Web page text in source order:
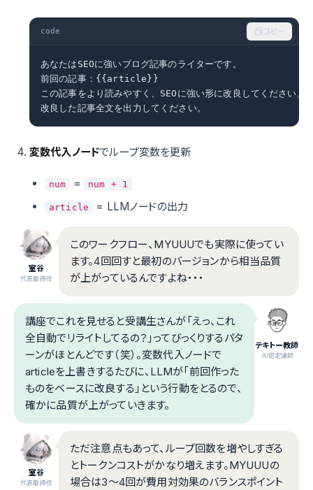
code コピー
あなたはSEOに強いブログ記事のライターです。
前回の記事：{{article}}
この記事をより読みやすく、SEOに強い形に改良してください。
改良した記事全文を出力してください。
変数代入ノードでループ変数を更新
num = num + 1
article = LLMノードの出力
室谷
代表取締役
このワークフロー、MYUUUでも実際に使ってい
ます。4回回すと最初のバージョンから相当品質
が上がっているんですよね・・・
テキトー教師
.AI認定講師
講座でこれを見せると受講生さんが「えっ、これ
全自動でリライトしてるの？」ってびっくりするパタ
ーンがほとんどです（笑）。変数代入ノードで
articleを上書きするたびに、LLMが「前回作った
ものをベースに改良する」という行動をとるので、
確かに品質が上がっていきます。
室谷
代表取締役
ただ注意点もあって、ループ回数を増やしすぎる
とトークンコストがかなり増えます。MYUUUの
場合は3〜4回が費用対効果のバランスポイント